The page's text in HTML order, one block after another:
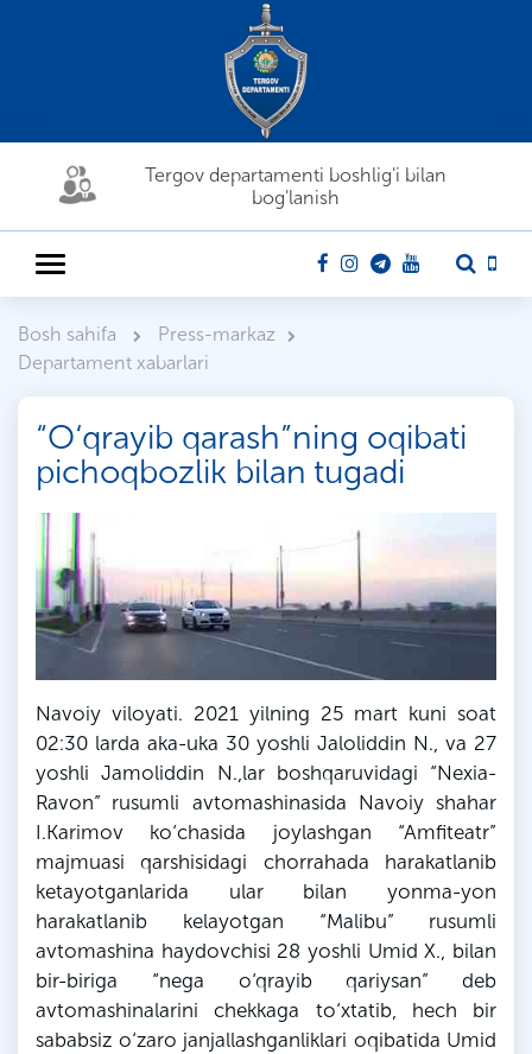
Tergov departamenti boshlig'i bilan
bog'lanish
Bosh sahifa
Press-markaz
Departament xabarlari
“O‘qrayib qarash”ning oqibati
pichoqbozlik bilan tugadi
Navoiy viloyati. 2021 yilning 25 mart kuni soat
02:30 larda aka-uka 30 yoshli Jaloliddin N., va 27
yoshliJamoliddin N.,larboshqaruvidagi “Nexia-
Ravon” rusumli avtomashinasida Navoiy shahar
I.Karimov ko‘chasida joylashgan “Amfiteatr”
majmuasi qarshisidagi chorrahada harakatlanib
ketayotganlarida ular bilan yonma-yon
harakatlanib kelayotgan “Malibu” rusumli
avtomashina haydovchisi 28 yoshli UmidX., bilan
bir-biriga “nega o‘qrayib qariysan” deb
avtomashinalarini chekkaga to‘xtatib, hech bir
sababsiz o‘zaro janjallashganliklari oqibatida Umid